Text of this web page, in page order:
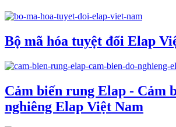
Bộ mã hóa tuyệt đối Elap
Cảm biến rung Elap - Cảm
nghiêng Elap Việt Nam